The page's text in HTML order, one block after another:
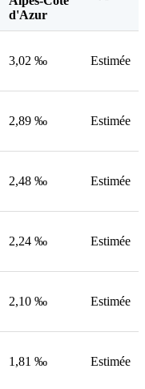
d'Azur
3,02 ‰ Estimée
2,89 ‰ Estimée
2,48 ‰ Estimée
2,24 ‰ Estimée
2,10 ‰ Estimée
1,81 ‰ Estimée